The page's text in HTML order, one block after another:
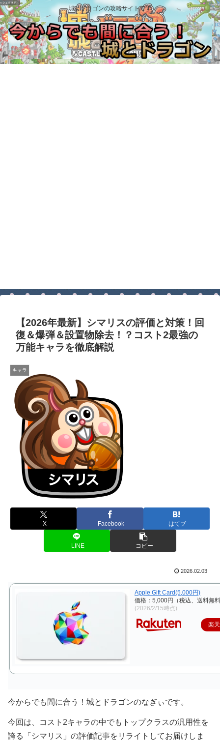
城とドラゴンの攻略サイトです
【2026年最新】シマリスの評価と対策！回
復＆爆弾＆設置物除去！？コスト2最強の
万能キャラを徹底解説
キャラ
X Facebook はてブ
LINE コピー
2026.02.03
Apple Gift Card(5,000円)
価格：5,000円（税込、送料無
(2026/2/15時点)
楽
今からでも間に合う！城とドラゴンのなぎぃです。
今回は、コスト2キャラの中でもトップクラスの汎用性を
誇る「シマリス」の評価記事をリライトしてお届けしま